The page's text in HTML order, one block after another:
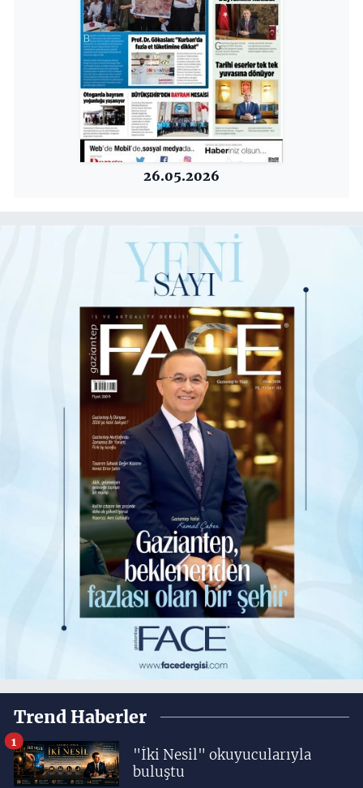
26.05.2026
Trend Haberler
"İki Nesil" okuyucularıyla
buluştu
1